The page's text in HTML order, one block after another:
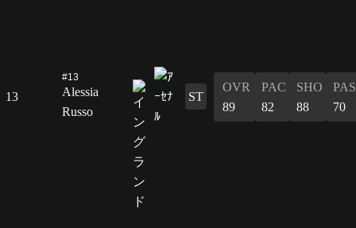
13
#13
Alessia
Russo
ST
OVR
89
PAC
82
SHO
88
PAS
70